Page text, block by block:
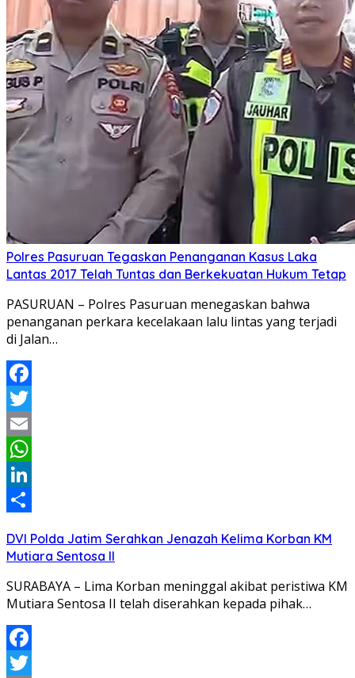
Polres Pasuruan Tegaskan Penanganan Kasus Laka
Lantas 2017 Telah Tuntas dan Berkekuatan Hukum Tetap
PASURUAN – Polres Pasuruan menegaskan bahwa
penanganan perkara kecelakaan lalu lintas yang terjadi
di Jalan…
Facebook
Twitter
Email
WhatsApp
LinkedIn
DVI Polda Jatim Serahkan Jenazah Kelima Korban KM
Mutiara Sentosa II
SURABAYA – Lima Korban meninggal akibat peristiwa KM
Mutiara Sentosa II telah diserahkan kepada pihak…
Facebook